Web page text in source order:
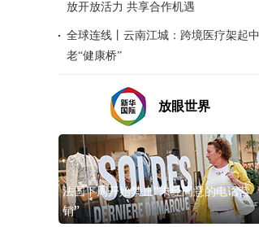
放开放活力 共享合作机遇
全球连线丨云南江城：跨境医疗架起中
老“健康桥”
放眼世界
法国下周开始禁止“未经同意的电话营
销”
抗议声：勿忘历史 拒绝拥核